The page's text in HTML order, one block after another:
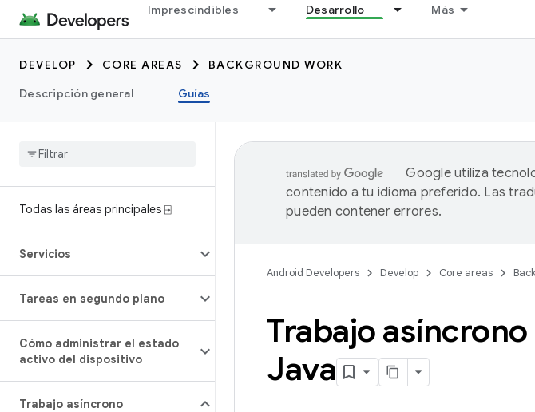
Imprescindibles Desarrollo Más
DEVELOP CORE AREAS
BACKGROUND WORK
Descripción general
Guías
Todas las áreas principales ⍈
Servicios
Tareas en segundo plano
Cómo administrar el estado
activo del dispositivo
Trabajo asíncrono
Google utiliza
contenido a tu idioma preferido. Las
pueden contener errores.
Android Developers Develop Core areas
Trabajo
Java